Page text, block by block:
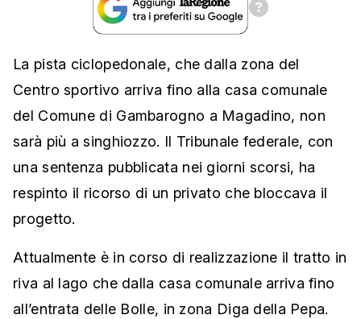
La pista ciclopedonale, che dalla zona del
Centro sportivo arriva fino alla casa comunale
del Comune di Gambarogno a Magadino, non
sarà più a singhiozzo. Il Tribunale federale, con
una sentenza pubblicata nei giorni scorsi, ha
respinto il ricorso di un privato che bloccava il
progetto.
Attualmente è in corso di realizzazione il tratto in
riva al lago che dalla casa comunale arriva fino
all’entrata delle Bolle, in zona Diga della Pepa.